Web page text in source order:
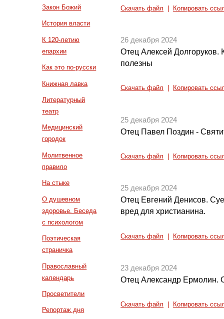
Закон Божий
История власти
К 120-летию
епархии
Как это по-русски
Книжная лавка
Литературный
театр
Медицинский
городок
Молитвенное
правило
На стыке
О душевном
здоровье. Беседа
с психологом
Поэтическая
страничка
Православный
календарь
Просветители
Репортаж дня
Скачать файл Копировать
26 декабря 2024
Отец Алексей Долгоруков.
полезны
Скачать файл Копировать
25 декабря 2024
Отец Павел Поздин -
Скачать файл Копировать
25 декабря 2024
Отец Евгений Денисов.
вред для христианина.
Скачать файл Копировать
23 декабря 2024
Отец Александр Ермолин.
Скачать файл Копировать